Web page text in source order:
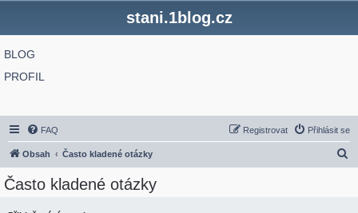
stani.1blog.cz
BLOG
PROFIL
FAQ Přihlásit se
Registrovat
Obsah Často kladené otázky
Často kladené otázky